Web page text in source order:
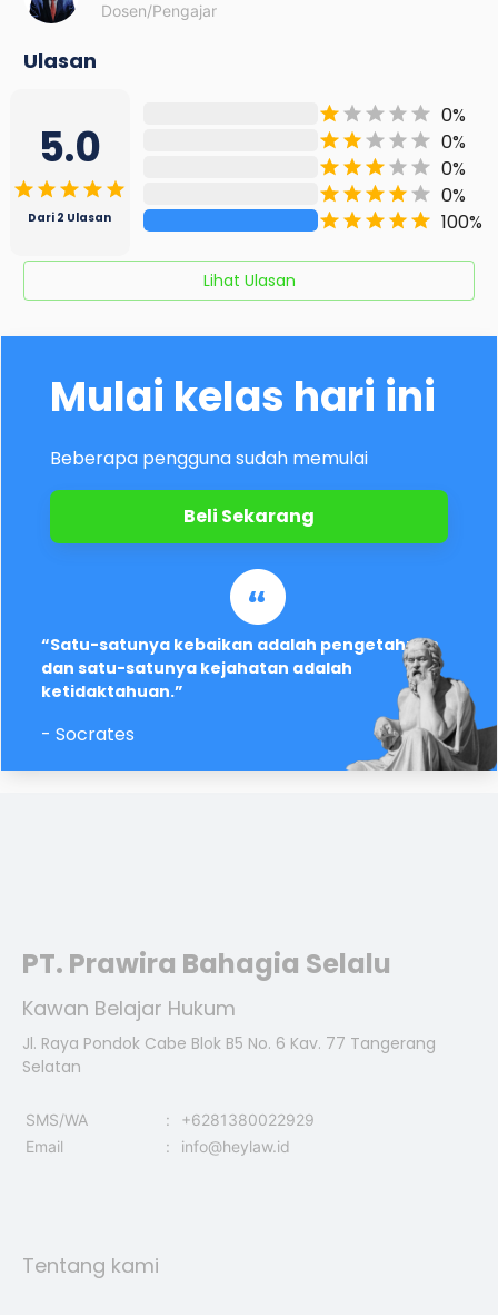
Dosen/Pengajar
Ulasan
5.0
Dari 2 Ulasan
0%
0%
0%
0%
100%
Lihat Ulasan
Mulai kelas hari ini
Beberapa pengguna sudah memulai
Beli Sekarang
“Satu-satunya kebaikan adalah pengetahuan
dan satu-satunya kejahatan adalah
ketidaktahuan.”
- Socrates
PT. Prawira Bahagia Selalu
Kawan Belajar Hukum
Jl. Raya Pondok Cabe Blok B5 No. 6 Kav. 77 Tangerang
Selatan
SMS/WA :
+6281380022929
Email
: info@heylaw.id
Tentang kami